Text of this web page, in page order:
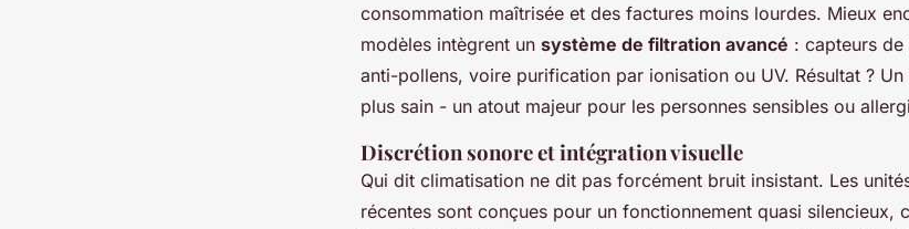
consommation maîtrisée et des factures moins lourdes. Mieux
modèles intègrent un système de filtration avancé : capteurs
anti-pollens, voire purification par ionisation ou UV. Résultat ?
plus sain - un atout majeur pour les personnes sensibles ou
Discrétion sonore et intégration visuelle
Qui dit climatisation ne dit pas forcément bruit insistant. Les
récentes sont conçues pour un fonctionnement quasi silencieux,